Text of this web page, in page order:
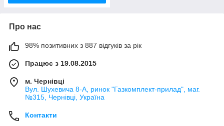
Про нас
98% позитивних з 887 відгуків за рік
Працює з 19.08.2015
м. Чернівці
Вул. Шухевича 8-А, ринок "Газкомплект-прилад", маг.
№315, Чернівці, Україна
Контакти